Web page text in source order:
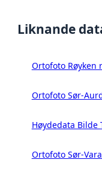
Liknande
Ortofoto Røyken
Ortofoto Sør-
Høydedata Bilde
Ortofoto Sør-